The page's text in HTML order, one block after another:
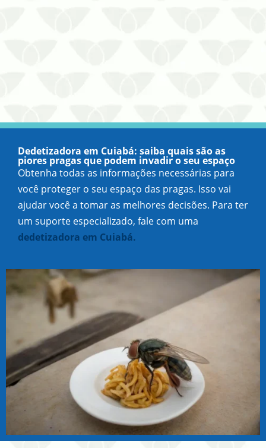
Dedetizadora em Cuiabá: saiba quais são as
piores pragas que podem invadir o seu espaço
Obtenha todas as informações necessárias para
você proteger o seu espaço das pragas. Isso vai
ajudar você a tomar as melhores decisões. Para ter
um suporte especializado, fale com uma
dedetizadora em Cuiabá.